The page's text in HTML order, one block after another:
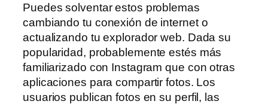
Puedes solventar estos problemas
cambiando tu conexión de internet o
actualizando tu explorador web. Dada su
popularidad, probablemente estés más
familiarizado con Instagram que con otras
aplicaciones para compartir fotos. Los
usuarios publican fotos en su perfil, las